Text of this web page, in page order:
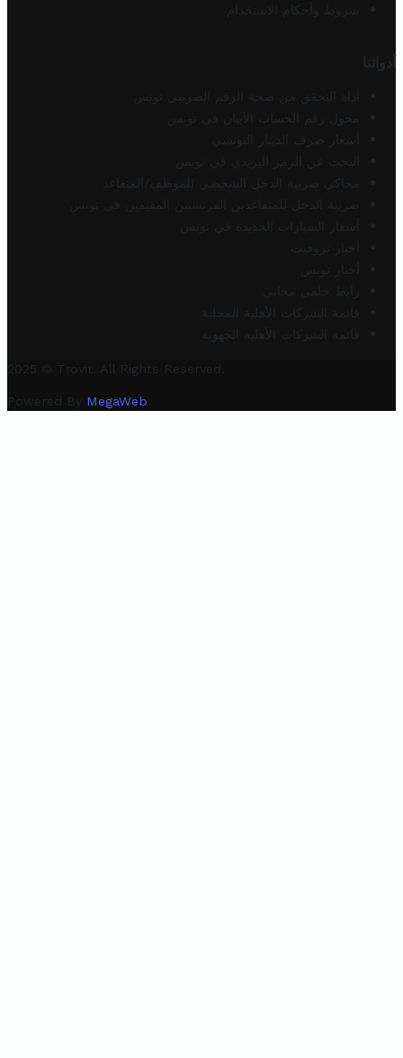
شروط وأحكام الاستخدام
أدواتنا
أداة التحقق من صحة الرقم الضريبي تونس
محول رقم الحساب الآيبان في تونس
أسعار صرف الدينار التونسي
البحث عن الرمز البريدي في تونس
محاكي ضريبة الدخل الشخصي للموظف/المتقاعد
ضريبة الدخل للمتقاعدين الفرنسيين المقيمين في تونس
أسعار السيارات الجديدة في تونس
أخبار تروفيت
أخبار تونس
رابط خلفي مجاني
قائمة الشركات الأهلية المحلية
قائمة الشركات الأهلية الجهوية
2025 © Trovit. All Rights Reserved.
Powered By MegaWeb